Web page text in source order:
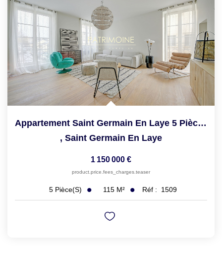
Appartement Saint Germain En Laye 5 Pièce(s) 115.25 M2
, Saint Germain En Laye
1 150 000 €
product.price.fees_charges.teaser
5 Pièce(s) 115 M² Réf : 1509